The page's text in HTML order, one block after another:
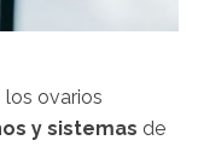
ovarios
y sistemas de